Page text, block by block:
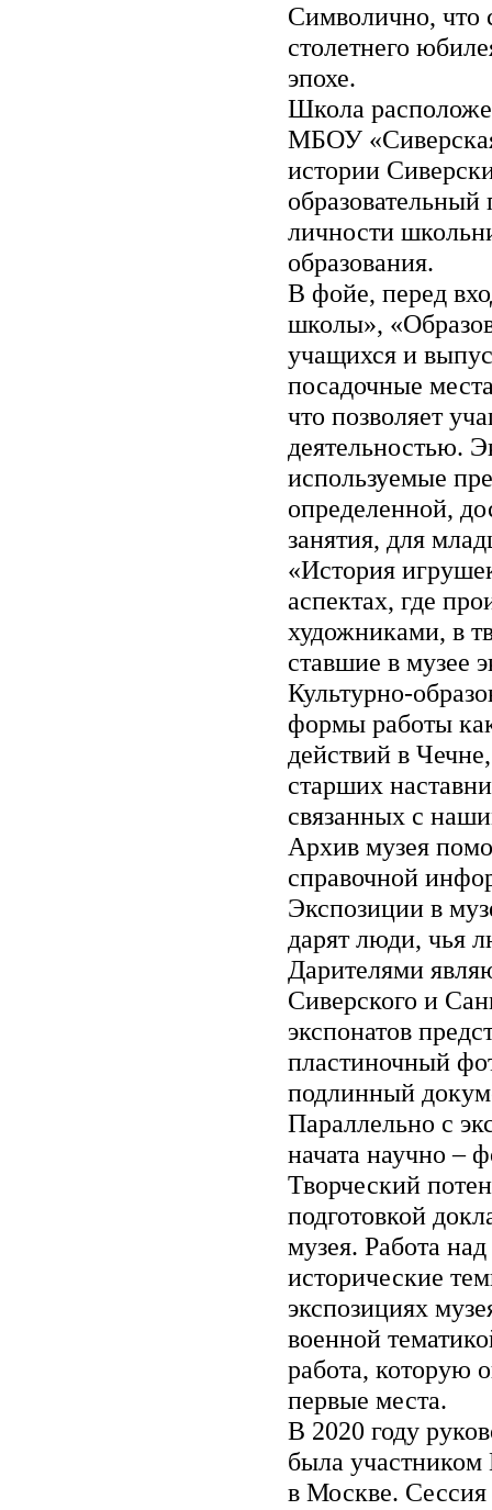
Символично, что
столетнего
эпохе.
Школа
МБОУ
истории
личности
образования.
В фойе, перед
школы»,
учащихся и
посадочные
что позволяет
деятельностью.
используемые
определенной,
занятия, для
«История
аспектах, где
художниками, в
ставшие в музее
Культурно-
формы работы
действий в
старших
связанных с
Архив музея
справочной
Экспозиции в
дарят люди, чья
Дарителями
Сиверского и
экспонатов
пластиночный
подлинный
Параллельно с
начата научно –
Творческий
подготовкой
музея. Работа
исторические
экспозициях
военной
работа, которую
первые места.
В 2020 году
была участником
в Москве. Сессия